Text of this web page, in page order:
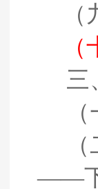
三
——下